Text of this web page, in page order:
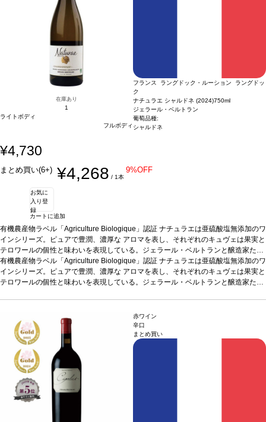
在庫あり
1
ライトボディ
フルボディ
フランス ラングドック・ルーション ラングドッ
ク
ナチュラエ シャルドネ (2024)750ml
ジェラール・ベルトラン
葡萄品種:
シャルドネ
¥4,730
まとめ買い(6+) ¥4,268 / 1本
9%OFF
お気に
入り登
録
カートに追加
有機農産物ラベル「Agriculture Biologique」認証 ナチュラエは亜硫酸塩無添加のワ
インシリーズ。ピュアで豊潤、濃厚な アロマを表し、それぞれのキュヴェは果実と
テロワールの個性と味わいを表現している。ジェラール・ベルトランと醸造家たち
の知識から生まれたこのシリーズは、自然なワイン造りが特徴で、葡萄もオーガニ
ック栽培の基準を満たしている。ナチュラエはヴィーガンフレンドリーでもあり、
濃厚でフルーティーな、環境に配慮したユニークなテロワールを感じられる一本。
合う料理アペリティフとして、またパスタ
や野菜のリゾットなどと好相性
100% シャルドネ
ィーガン※酸化防止剤無添加
*本ヴィンテージが在庫切れの場合、在庫があり価格
が同様の場合は自動的に次のヴィンテージに変更されます、ご了承ください。
有機農産物ラベル「Agriculture Biologique」認証 ナチュラエは亜硫酸塩無添加のワ
インシリーズ。ピュアで豊潤、濃厚な アロマを表し、それぞれのキュヴェは果実と
テロワールの個性と味わいを表現している。ジェラール・ベルトランと醸造家たち
濃厚でフルーティーな、環境に配慮したユニークなテロワールを感じられる一本。
テイスティングノート
金色に輝く、美しい色合い。柑橘系果実や白い花の繊細な含
みを示す。まろやかで調和が取れていて、バニラやジンジャーブレッドなどの素晴
らしく美味しいアロマを表している。
合う料理
や野菜のリゾットなどと好相性
ィーガン※酸化防止剤無添加
が同様の場合は自動的に次のヴィンテージに変更されます、ご了承ください。
赤ワイン
辛口
まとめ買い